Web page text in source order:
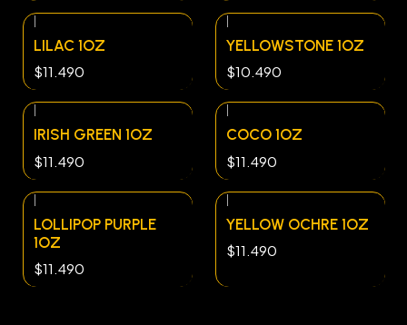
LILAC 1OZ
$11.490
YELLOWSTONE 1OZ
$10.490
IRISH GREEN 1OZ
$11.490
COCO 1OZ
$11.490
|
LOLLIPOP PURPLE
1OZ
$11.490
|
YELLOW OCHRE 1OZ
$11.490